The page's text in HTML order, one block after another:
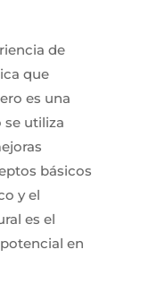
de
que
es una
se utiliza
básicos
y el
es el
en